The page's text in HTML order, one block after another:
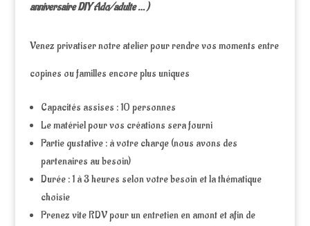
anniversaire DIY Ado/adulte … )
Venez privatiser notre atelier pour rendre vos moments entre
copines ou familles encore plus uniques
Capacités assises : 10 personnes
Le matériel pour vos créations sera fourni
Partie gustative : à votre charge (nous avons des
partenaires au besoin)
Durée : 1 à 3 heures selon votre besoin et la thématique
choisie
Prenez vite RDV pour un entretien en amont et afin de